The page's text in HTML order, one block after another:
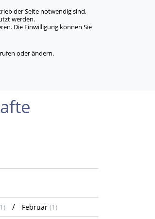
Februar (1)
der Seite notwendig sind,
werden.
Die Einwilligung können Sie
oder ändern.